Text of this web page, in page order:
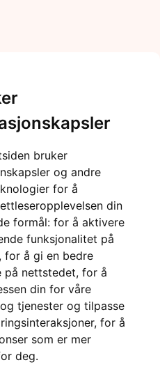
bruker
og andre
for å
din
formål: for å aktivere
funksjonalitet på
, for å gi en bedre
på nettstedet, for å
din for våre
tjenester og tilpasse
, for å
som er mer
deg.
minutter